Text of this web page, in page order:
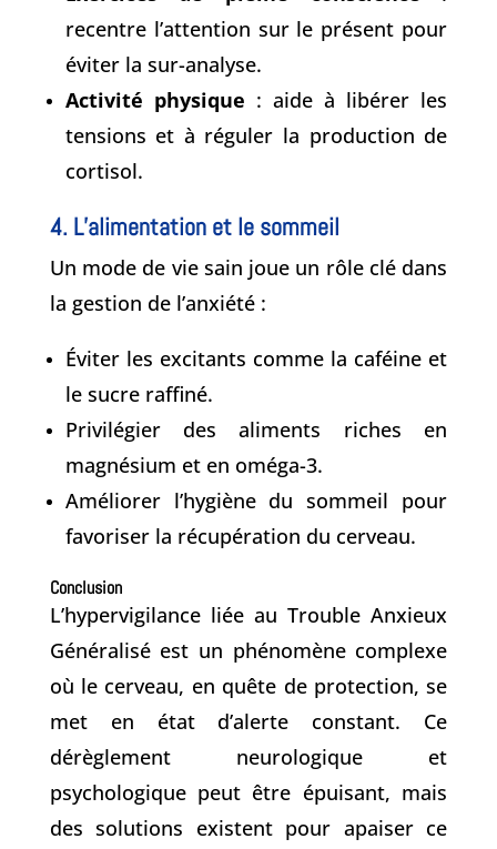
recentre l’attention sur le présent pour
éviter la sur-analyse.
Activité physique : aide à libérer les
tensions et à réguler la production de
cortisol.
4. L’alimentation et le sommeil
Un mode de vie sain joue un rôle clé dans
la gestion de l’anxiété :
Éviter les excitants comme la caféine et
le sucre raffiné.
Privilégier des aliments riches en
magnésium et en oméga-3.
Améliorer l’hygiène du sommeil pour
favoriser la récupération du cerveau.
Conclusion
L’hypervigilance liée au Trouble Anxieux
Généralisé est un phénomène complexe
où le cerveau, en quête de protection, se
met en état d’alerte constant. Ce
dérèglement neurologique et
psychologique peut être épuisant, mais
des solutions existent pour apaiser ce